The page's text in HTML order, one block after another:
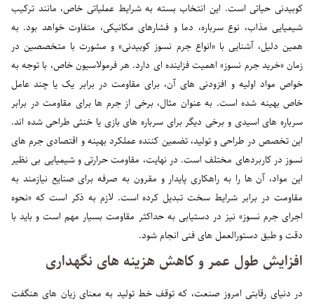
کوبیدنی حیاتی است. این انتخاب بسته به شرایط عملیاتی خاص، مانند ترکیب
شیمیایی مذاب، نوع سرباره، دما و فشارهای مکانیکی، متفاوت خواهد بود. به
همین دلیل، آشنایی با «انواع جرم نسوز کوبیدنی» و مشورت با متخصصین در
زمان «خرید جرم نسوز» اهمیت فزاینده ای دارد. هر فرمولاسیون خاص، با توجه به
خواص مواد اولیه و افزودنی های آن، برای مقاومت در برابر یک یا چند عامل
خاص بهینه شده است. به عنوان مثال، برخی از جرم ها برای مقاومت در برابر
سرباره های اسیدی و برخی دیگر برای سرباره های بازی یا خنثی طراحی شده اند.
این تخصص در طراحی و تولید، تضمین کننده عملکرد بهینه و اقتصادی جرم های
نسوز در کاربردهای مختلف است. در نهایت، مقاومت حرارتی و شیمیایی بی نظیر
این مواد، آن ها را به راهکاری پایدار و مقرون به صرفه برای صنایع نیازمند به
مقاومت در برابر شرایط سخت تبدیل کرده است. لازم به ذکر است که «نحوه
اجرای جرم نسوز» نیز در دستیابی به حداکثر مقاومت بسیار مهم است و باید با
دقت و طبق دستورالعمل های فنی انجام شود.
افزایش طول عمر و کاهش هزینه های نگهداری
در دنیای رقابتی امروز صنعت، که توقف خط تولید به معنای زیان های هنگفت